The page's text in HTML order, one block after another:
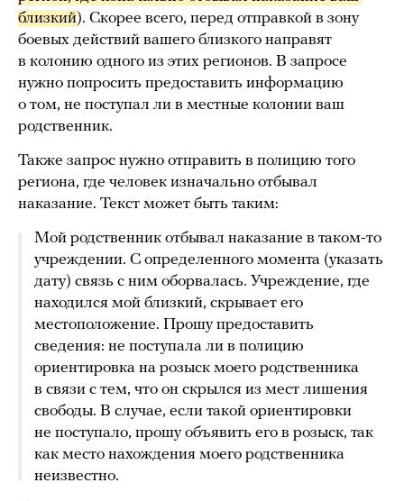
близкий). Скорее всего, перед отправкой в зону
боевых действий вашего близкого направят
в колонию одного из этих регионов. В запросе
нужно попросить предоставить информацию
о том, не поступал ли в местные колонии ваш
родственник.
Также запрос нужно отправить в полицию того
региона, где человек изначально отбывал
наказание. Текст может быть таким:
Мой родственник отбывал наказание в таком-то
учреждении. С определенного момента (указать
дату) связь с ним оборвалась. Учреждение, где
находился мой близкий, скрывает его
местоположение. Прошу предоставить
сведения: не поступала ли в полицию
ориентировка на розыск моего родственника
в связи с тем, что он скрылся из мест лишения
свободы. В случае, если такой ориентировки
не поступало, прошу объявить его в розыск, так
как место нахождения моего родственника
неизвестно.